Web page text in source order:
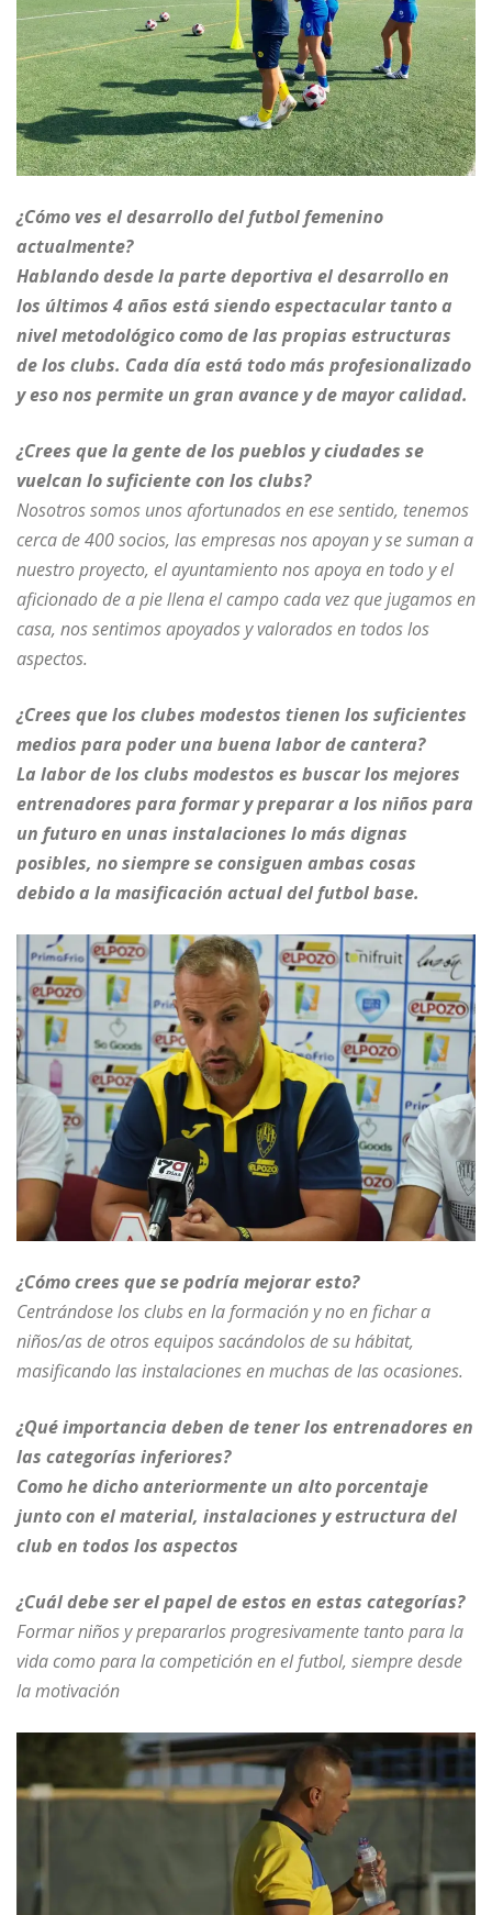
¿Cómo ves el desarrollo del futbol femenino
actualmente?
Hablando desde la parte deportiva el desarrollo en
los últimos 4 años está siendo espectacular tanto a
nivel metodológico como de las propias estructuras
de los clubs. Cada día está todo más profesionalizado
y eso nos permite un gran avance y de mayor calidad.
¿Crees que la gente de los pueblos y ciudades se
vuelcan lo suficiente con los clubs?
Nosotros somos unos afortunados en ese sentido, tenemos
cerca de 400 socios, las empresas nos apoyan y se suman a
nuestro proyecto, el ayuntamiento nos apoya en todo y el
aficionado de a pie llena el campo cada vez que jugamos en
casa, nos sentimos apoyados y valorados en todos los
aspectos.
¿Crees que los clubes modestos tienen los suficientes
medios para poder una buena labor de cantera?
La labor de los clubs modestos es buscar los mejores
entrenadores para formar y preparar a los niños para
un futuro en unas instalaciones lo más dignas
posibles, no siempre se consiguen ambas cosas
debido a la masificación actual del futbol base.
¿Cómo crees que se podría mejorar esto?
Centrándose los clubs en la formación y no en fichar a
niños/as de otros equipos sacándolos de su hábitat,
masificando las instalaciones en muchas de las ocasiones.
¿Qué importancia deben de tener los entrenadores en
las categorías inferiores?
Como he dicho anteriormente un alto porcentaje
junto con el material, instalaciones y estructura del
club en todos los aspectos
¿Cuál debe ser el papel de estos en estas categorías?
Formar niños y prepararlos progresivamente tanto para la
vida como para la competición en el futbol, siempre desde
la motivación